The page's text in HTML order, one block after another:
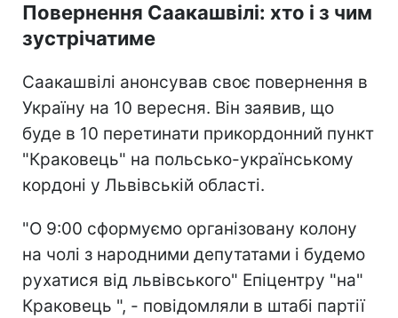
Повернення Саакашвілі: хто і з чим
зустрічатиме
Саакашвілі анонсував своє повернення в
Україну на 10 вересня. Він заявив, що
буде в 10 перетинати прикордонний пункт
"Краковець" на польсько-українському
кордоні у Львівській області.
"О 9:00 сформуємо організовану колону
на чолі з народними депутатами і будемо
рухатися від львівського" Епіцентру "на"
Краковець ", - повідомляли в штабі партії